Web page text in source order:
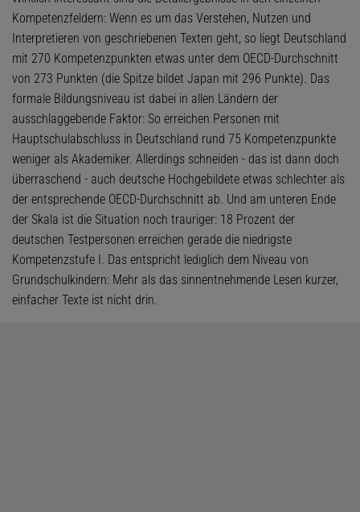
Kompetenzfeldern: Wenn es um das Verstehen, Nutzen und
Interpretieren von geschriebenen Texten geht, so liegt Deutschland
mit 270 Kompetenzpunkten etwas unter dem OECD-Durchschnitt
von 273 Punkten (die Spitze bildet Japan mit 296 Punkte). Das
formale Bildungsniveau ist dabei in allen Ländern der
ausschlaggebende Faktor: So erreichen Personen mit
Hauptschulabschluss in Deutschland rund 75 Kompetenzpunkte
weniger als Akademiker. Allerdings schneiden - das ist dann doch
überraschend - auch deutsche Hochgebildete etwas schlechter als
der entsprechende OECD-Durchschnitt ab. Und am unteren Ende
der Skala ist die Situation noch trauriger: 18 Prozent der
deutschen Testpersonen erreichen gerade die niedrigste
Kompetenzstufe I. Das entspricht lediglich dem Niveau von
Grundschulkindern: Mehr als das sinnentnehmende Lesen kurzer,
einfacher Texte ist nicht drin.